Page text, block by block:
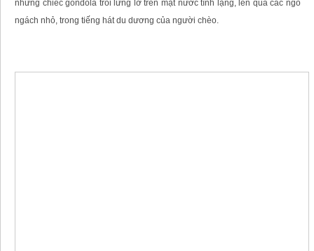
những chiếc gondola trôi lững lờ trên mặt nước tĩnh lặng, len qua các ngõ
ngách nhỏ, trong tiếng hát du dương của người chèo.